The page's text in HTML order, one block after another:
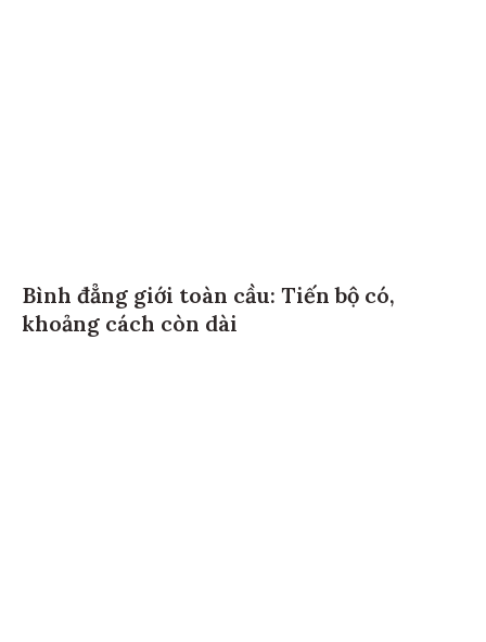
Bình đẳng giới toàn cầu: Tiến bộ có,
khoảng cách còn dài